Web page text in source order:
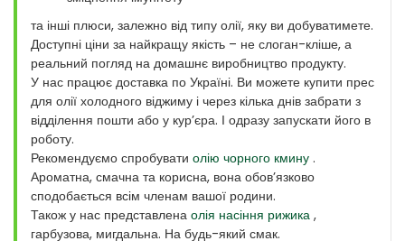
та інші плюси, залежно від типу олії, яку ви добуватимете.
Доступні ціни за найкращу якість – не слоган-кліше, а
реальний погляд на домашнє виробництво продукту.
У нас працює доставка по Україні. Ви можете купити прес
для олії холодного віджиму і через кілька днів забрати з
відділення пошти або у кур’єра. І одразу запускати його в
роботу.
Рекомендуємо спробувати олію чорного кмину .
Ароматна, смачна та корисна, вона обов’язково
сподобається всім членам вашої родини.
Також у нас представлена олія насіння рижика ,
гарбузова, мигдальна. На будь-який смак.